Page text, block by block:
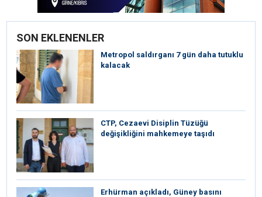
SON EKLENENLER
Metropol saldırganı 7 gün daha tutuklu
kalacak
CTP, Cezaevi Disiplin Tüzüğü
değişikliğini mahkemeye taşıdı
Erhürman açıkladı, Güney basını